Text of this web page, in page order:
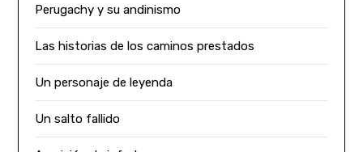
Perugachy y su andinismo
Las historias de los caminos prestados
Un personaje de leyenda
Un salto fallido